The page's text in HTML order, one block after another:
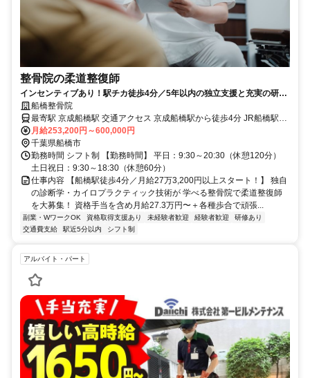
整骨院の柔道整復師
インセンティブあり！駅チカ徒歩4分／5年以内の独立支援と充実の研修
あり船橋整骨院
最寄駅 京成船橋駅 交通アクセス 京成船橋駅から徒歩4分 JR船橋駅か
ら徒歩5分
月給253,200円～600,000円
千葉県船橋市
勤務時間 シフト制 【勤務時間】 平日：9:30～20:30（休憩120分）
土日祝日：9:30～18:30（休憩60分）
仕事内容 【船橋駅徒歩4分／月給27万3,200円以上スタート！】 独自
の診断学・カイロプラクティック技術が 学べる整骨院で柔道整復師
を大募集！ 資格手当を含め月給27.3万円〜＋各種歩合で頑張...
副業・WワークOK 資格取得支援あり 未経験者歓迎 経験者歓迎
研修あり
交通費支給
駅近5分以内 シフト制
アルバイト・パート